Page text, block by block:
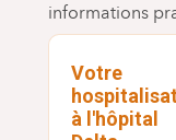
informations
Votre
à l'hôpital